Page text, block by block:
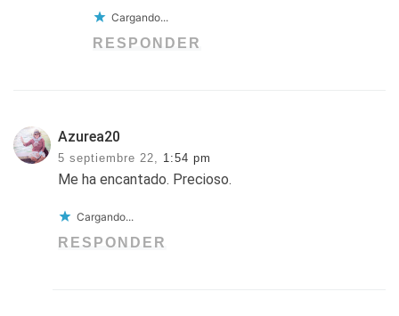
Cargando...
RESPONDER
Azurea20
5 septiembre 22, 1:54 pm
Me ha encantado. Precioso.
Cargando...
RESPONDER